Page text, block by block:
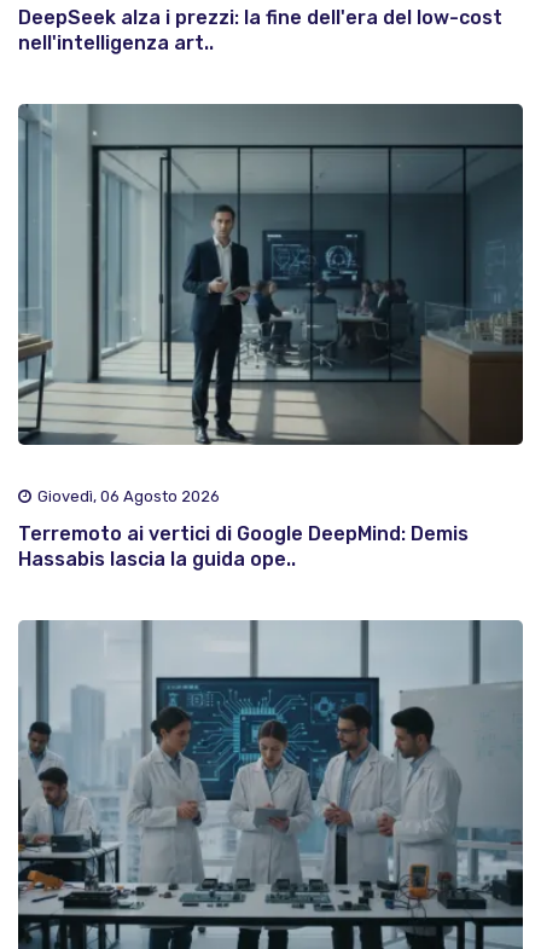
DeepSeek alza i prezzi: la fine dell'era del low-cost
nell'intelligenza art..
Giovedì, 06 Agosto 2026
Terremoto ai vertici di Google DeepMind: Demis
Hassabis lascia la guida ope..